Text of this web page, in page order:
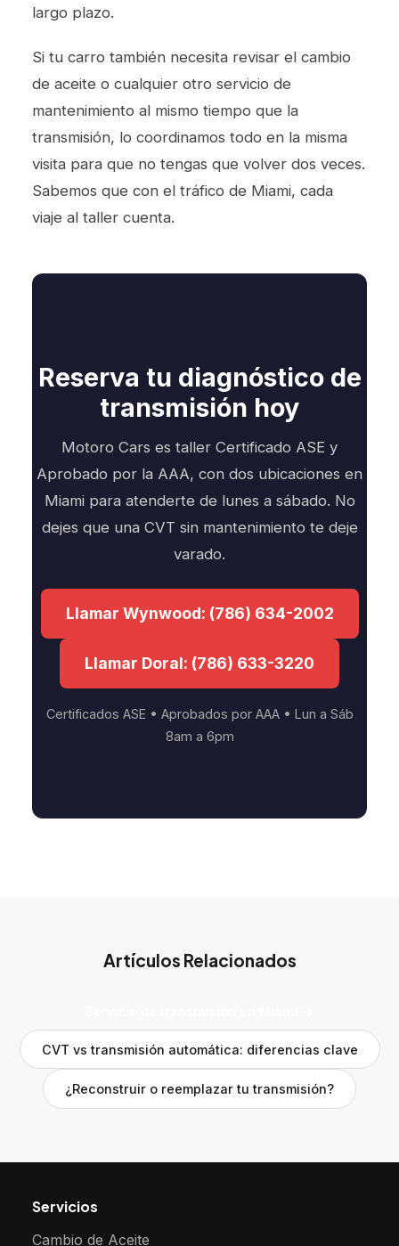
largo plazo.
Si tu carro también necesita revisar el cambio
de aceite o cualquier otro servicio de
mantenimiento al mismo tiempo que la
transmisión, lo coordinamos todo en la misma
visita para que no tengas que volver dos veces.
Sabemos que con el tráfico de Miami, cada
viaje al taller cuenta.
Reserva tu diagnóstico de
transmisión hoy
Motoro Cars es taller Certificado ASE y
Aprobado por la AAA, con dos ubicaciones en
Miami para atenderte de lunes a sábado. No
dejes que una CVT sin mantenimiento te deje
varado.
Llamar Wynwood: (786) 634-2002
Llamar Doral: (786) 633-3220
Certificados ASE • Aprobados por AAA • Lun a Sáb
8am a 6pm
Artículos Relacionados
CVT vs transmisión automática: diferencias clave
¿Reconstruir o reemplazar tu transmisión?
Servicios
Cambio de Aceite